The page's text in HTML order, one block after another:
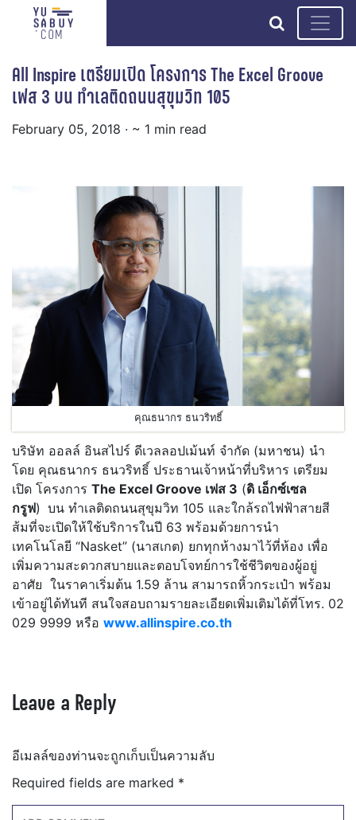
search
All Inspire เตรียมเปิด โครงการ The Excel Groove
เฟส 3 บน ทำเลติดถนนสุขุมวิท 105
February 05, 2018 · ~ 1 min read
คุณธนากร ธนวริทธิ์
บริษัท ออลล์ อินสไปร์ ดีเวลลอปเม้นท์ จำกัด (มหาชน) นำ
โดย คุณธนากร ธนวริทธิ์ ประธานเจ้าหน้าที่บริหาร เตรียม
เปิด โครงการ The Excel Groove เฟส 3 (ดิ เอ็กซ์เซล
กรูฟ) บน ทำเลติดถนนสุขุมวิท 105 และใกล้รถไฟฟ้าสายสี
ส้มที่จะเปิดให้ใช้บริการในปี 63 พร้อมด้วยการนำ
เทคโนโลยี “Nasket” (นาสเกต) ยกทุกห้างมาไว้ที่ห้อง เพื่อ
เพิ่มความสะดวกสบายและตอบโจทย์การใช้ชีวิตของผู้อยู่
อาศัย ในราคาเริ่มต้น 1.59 ล้าน สามารถหิ้วกระเป๋า พร้อม
เข้าอยู่ได้ทันที สนใจสอบถามรายละเอียดเพิ่มเติมได้ที่โทร. 02
029 9999 หรือ www.allinspire.co.th
Leave a Reply
อีเมลล์ของท่านจะถูกเก็บเป็นความลับ
Required fields are marked *